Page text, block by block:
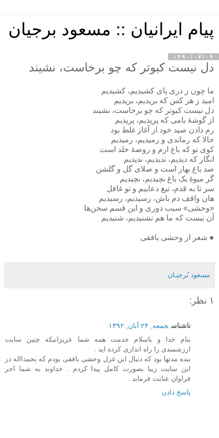
پیام ایرانیان :: مسعود برجیان
۱۳۹۰/۰۷/۰۹
دل نیست کبوتر که چو برخاست، نشیند
ما چون ز دری پای کشیدیم، کشیدیم
امید ز هر کس که بریدیم، بریدیم
دل نیست کبوتر که چو برخاست، نشیند
از گوشهٔ بامی که پریدیم، پریدیم
رم دادن صید خود از آغاز غلط بود
حالا که رماندی و رمیدیم، رمیدیم
کوی تو که باغ ارم و روضهٔ خلد است
انگار که دیدیم، ندیدیم، ندیدیم
صد باغ بهار است و صلای گل و گلشن
گر میوهٔ یک باغ نچیدیم، نچیدیم
سر تا به قدم، تیغ دعاییم و تو غافل
هان واقف دم باش، رسیدیم، رسیدیم
«وحشی» سبب دوری و این قسم سخن‌ها
آن نیست که ما هم نشنیدیم، شنیدیم
● شعر از وحشی بافقی
مسعود بُرجيـان
۱ نظر:
ناشناس جمعه, ۲۴ آبان, ۱۳۹۲
بنام خدا و باسلام خدمت همه شما عزیزانیکه چنین سایت
ارزشمندی را راه اندازی کرده اید .
بنده مدتها بود که دنبال این غزل وحشی بافقی بودم که بحمدااله در
این سایت زیبا بصورت کامل پیدا کردم . خداوند به شما اجر
فراوان عنایت فرماید .
پاسخ دادن